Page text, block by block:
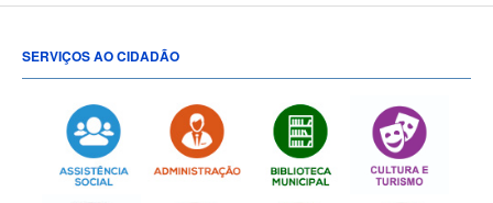
SERVIÇOS AO CIDADÃO